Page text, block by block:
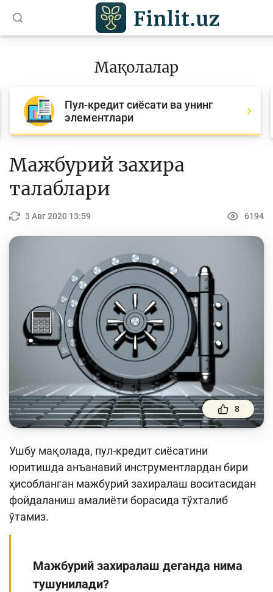
Барча мақолалар
Банк агентлари учун
Ислом молияси
Тўлов ва ўтказмалар
Молия бозори
Пул-кредит сиёсати ва унинг элементлари
Молиявий хавфсизлик
Банк хизматлари истеъмолчилари ҳуқуқлари
Тадбиркорлик
Ўқув қўлланмалар
Лойиҳалар
Интерактив хизматлар
Фотогалерея
Сайт харитаси
Мақолалар
Пул-кредит сиёсати ва унинг
элементлари
Мажбурий захира
талаблари
3 Авг 2020 13:59 6194
8
Ушбу мақолада, пул-кредит сиёсатини
юритишда анъанавий инструментлардан бири
ҳисобланган мажбурий захиралаш воситасидан
фойдаланиш амалиёти борасида тўхталиб
ўтамиз.
Мажбурий захиралаш деганда нима
тушунилади?